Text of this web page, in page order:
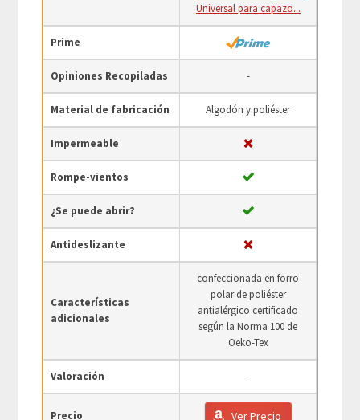
Universal para capazo...
Prime
Opiniones Recopiladas -
Material de fabricación Algodón y poliéster
Impermeable
Rompe-vientos
¿Se puede abrir?
Antideslizante
Características
adicionales
confeccionada en forro
polar de poliéster
antialérgico certificado
según la Norma 100 de
Oeko-Tex
Valoración -
Precio Ver Precio